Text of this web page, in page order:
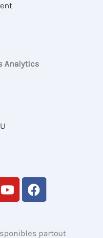
Analytics
Y
o
u
F
a
bpartout